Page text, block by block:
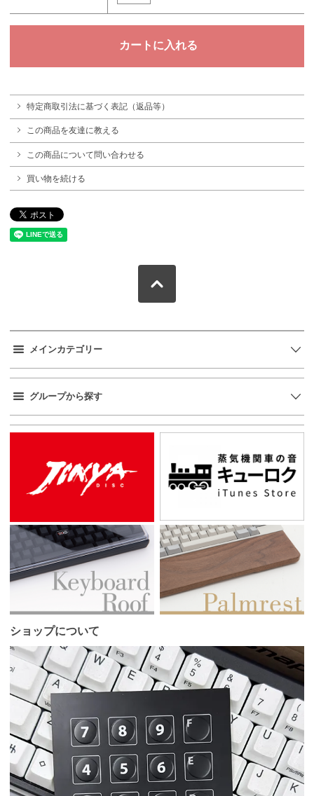
特定商取引法に基づく表記（返品等）
この商品を友達に教える
この商品について問い合わせる
買い物を続ける
メインカテゴリー
グループから探す
ショップについて